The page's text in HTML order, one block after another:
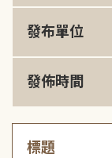
發布單位
發佈時間
標題